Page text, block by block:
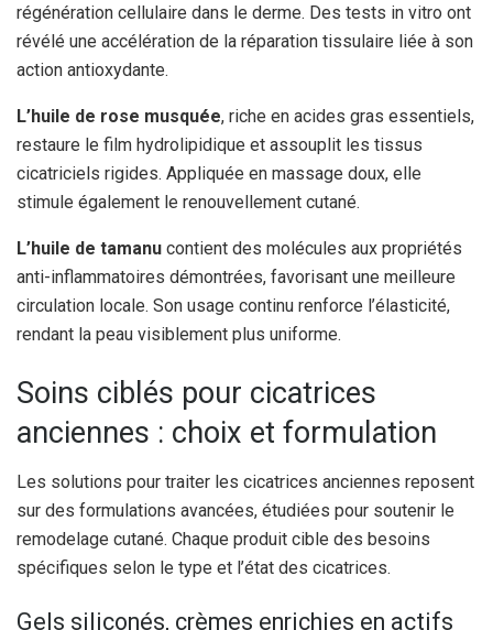
régénération cellulaire dans le derme. Des tests in vitro ont
révélé une accélération de la réparation tissulaire liée à son
action antioxydante.
L’huile de rose musquée, riche en acides gras essentiels,
restaure le film hydrolipidique et assouplit les tissus
cicatriciels rigides. Appliquée en massage doux, elle
stimule également le renouvellement cutané.
L’huile de tamanu contient des molécules aux propriétés
anti-inflammatoires démontrées, favorisant une meilleure
circulation locale. Son usage continu renforce l’élasticité,
rendant la peau visiblement plus uniforme.
Soins ciblés pour cicatrices
anciennes : choix et formulation
Les solutions pour traiter les cicatrices anciennes reposent
sur des formulations avancées, étudiées pour soutenir le
remodelage cutané. Chaque produit cible des besoins
spécifiques selon le type et l’état des cicatrices.
Gels siliconés, crèmes enrichies en actifs